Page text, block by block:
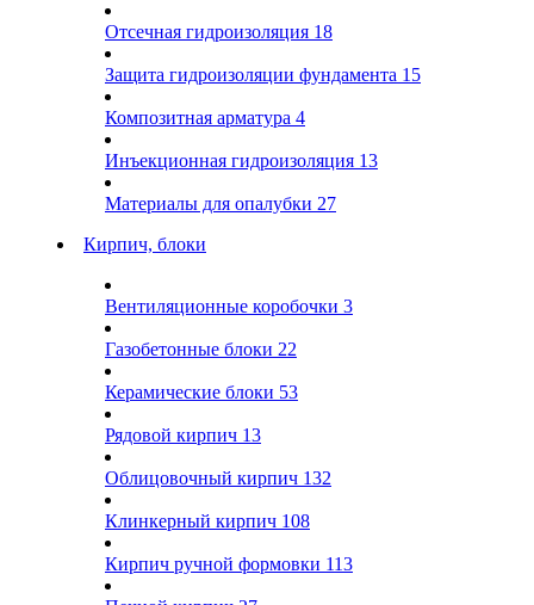
Отсечная гидроизоляция 18
Защита гидроизоляции фундамента 15
Композитная арматура 4
Инъекционная гидроизоляция 13
Материалы для опалубки 27
Кирпич, блоки
Вентиляционные коробочки 3
Газобетонные блоки 22
Керамические блоки 53
Рядовой кирпич 13
Облицовочный кирпич 132
Клинкерный кирпич 108
Кирпич ручной формовки 113